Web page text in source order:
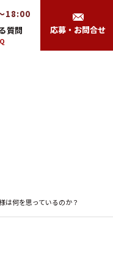
18:00
質問 応募・お問合せ
は何を思っているのか？